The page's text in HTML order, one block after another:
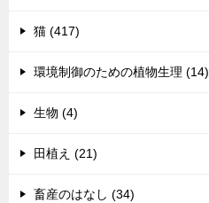
猫 (417)
環境制御のための植物生理 (14)
生物 (4)
田植え (21)
畜産のはなし (34)